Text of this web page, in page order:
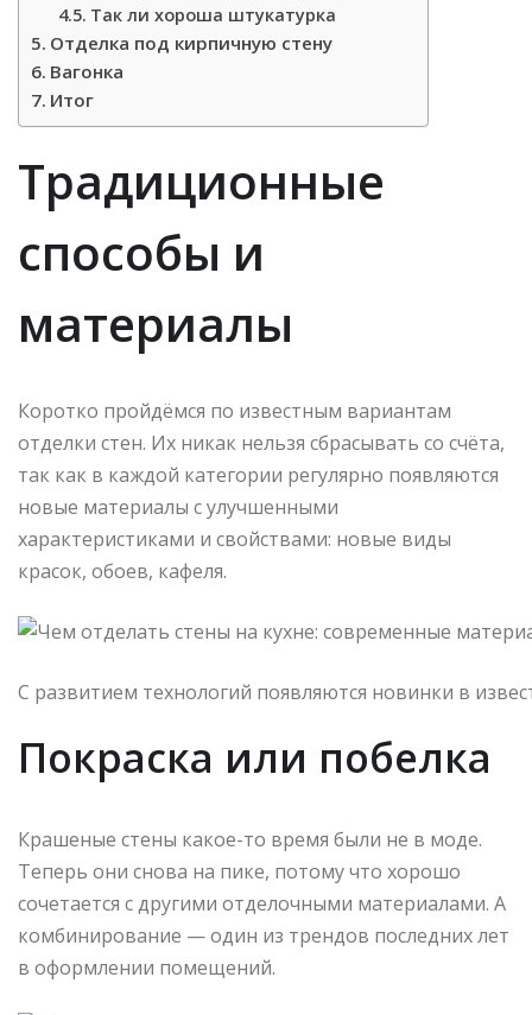
Так ли хороша штукатурка
Отделка под кирпичную стену
Вагонка
Итог
Традиционные
способы и
материалы
Коротко пройдёмся по известным вариантам
отделки стен. Их никак нельзя сбрасывать со счёта,
так как в каждой категории регулярно появляются
новые материалы с улучшенными
характеристиками и свойствами: новые виды
красок, обоев, кафеля.
С развитием технологий появляются новинки в
Покраска или побелка
Крашеные стены какое-то время были не в моде.
Теперь они снова на пике, потому что хорошо
сочетается с другими отделочными материалами. А
комбинирование — один из трендов последних лет
в оформлении помещений.